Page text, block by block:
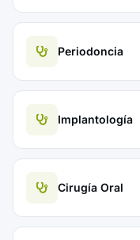
Periodoncia
Implantología
Cirugía Oral